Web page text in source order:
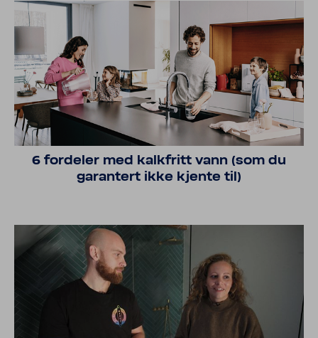
6 fordeler med kalkfritt vann (som du
garantert ikke kjente til)